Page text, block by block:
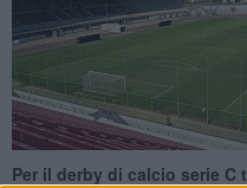
Per il derby di calcio serie C